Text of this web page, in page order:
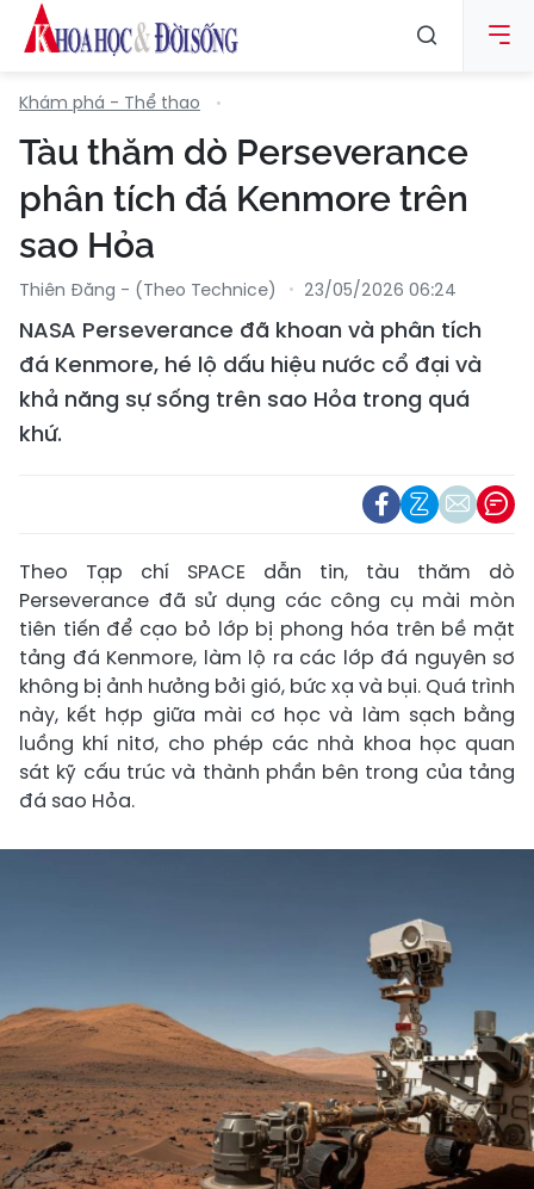
Khám phá - Thể thao
Tàu thăm dò Perseverance
phân tích đá Kenmore trên
sao Hỏa
Thiên Đăng - (Theo Technice) 23/05/2026 06:24
NASA Perseverance đã khoan và phân tích
đá Kenmore, hé lộ dấu hiệu nước cổ đại và
khả năng sự sống trên sao Hỏa trong quá
khứ.
Theo Tạp chí SPACE dẫn tin, tàu thăm dò
Perseverance đã sử dụng các công cụ mài mòn
tiên tiến để cạo bỏ lớp bị phong hóa trên bề mặt
tảng đá Kenmore, làm lộ ra các lớp đá nguyên sơ
không bị ảnh hưởng bởi gió, bức xạ và bụi. Quá trình
này, kết hợp giữa mài cơ học và làm sạch bằng
luồng khí nitơ, cho phép các nhà khoa học quan
sát kỹ cấu trúc và thành phần bên trong của tảng
đá sao Hỏa.